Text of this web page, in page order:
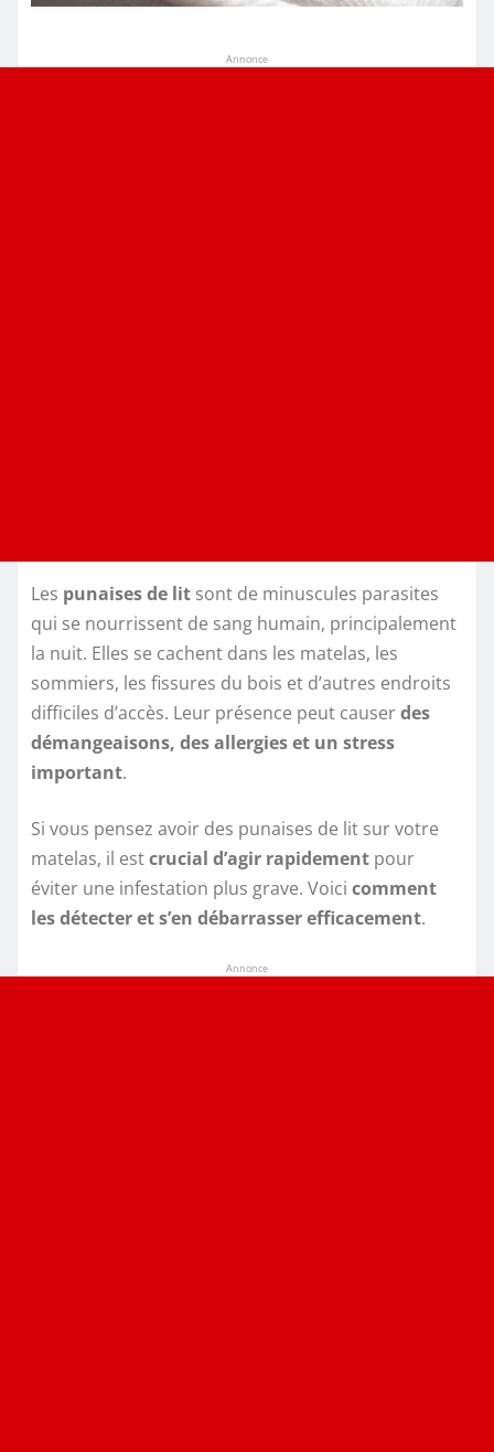
Annonce
Les punaises de lit sont de minuscules parasites
qui se nourrissent de sang humain, principalement
la nuit. Elles se cachent dans les matelas, les
sommiers, les fissures du bois et d’autres endroits
difficiles d’accès. Leur présence peut causerdes
démangeaisons, des allergies et un stress
important.
Si vous pensez avoir des punaises de lit sur votre
matelas, il estcrucial d’agir rapidement pour
éviter une infestation plus grave. Voici comment
les détecter et s’en débarrasser efficacement.
Annonce